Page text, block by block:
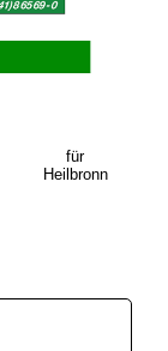
für
Heilbronn